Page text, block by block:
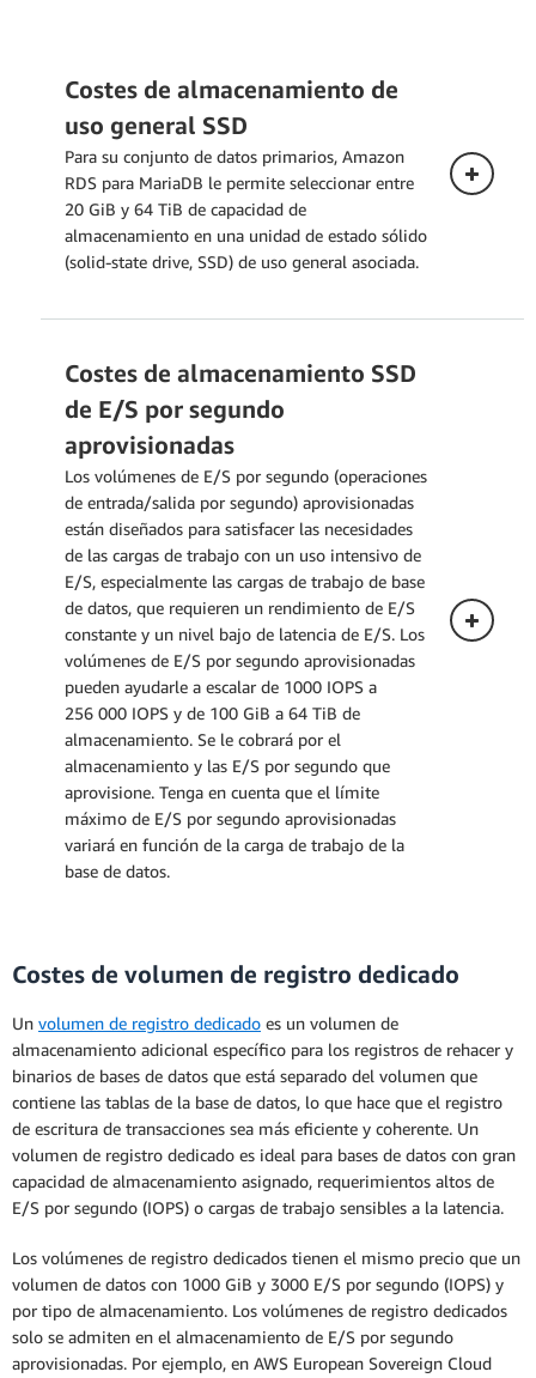
Costes de almacenamiento de
uso general SSD
Para su conjunto de datos primarios, Amazon
RDS para MariaDB le permite seleccionar entre
20 GiB y 64 TiB de capacidad de
almacenamiento en una unidad de estado sólido
(solid-state drive, SSD) de uso general asociada.
Despliegue Single-AZ
Los siguientes precios se aplican a una
instancia de base de datos implementada
en una única zona de disponibilidad.
Despliegue multi-AZ (una espera)
Costes de almacenamiento SSD
de E/S por segundo
aprovisionadas
Los volúmenes de E/S por segundo (operaciones
de entrada/salida por segundo) aprovisionadas
están diseñados para satisfacer las necesidades
de las cargas de trabajo con un uso intensivo de
E/S, especialmente las cargas de trabajo de base
de datos, que requieren un rendimiento de E/S
constante y un nivel bajo de latencia de E/S. Los
volúmenes de E/S por segundo aprovisionadas
pueden ayudarle a escalar de 1000 IOPS a
256 000 IOPS y de 100 GiB a 64 TiB de
almacenamiento. Se le cobrará por el
almacenamiento y las E/S por segundo que
aprovisione. Tenga en cuenta que el límite
máximo de E/S por segundo aprovisionadas
variará en función de la carga de trabajo de la
base de datos.
Despliegue Single-AZ
Los siguientes precios se aplican a una
instancia de base de datos implementada
en una única zona de disponibilidad.
Despliegue multi-AZ (una espera)
Costes de volumen de registro dedicado
Un volumen de registro dedicado es un volumen de
almacenamiento adicional específico para los registros de rehacer y
binarios de bases de datos que está separado del volumen que
contiene las tablas de la base de datos, lo que hace que el registro
de escritura de transacciones sea más eficiente y coherente. Un
volumen de registro dedicado es ideal para bases de datos con gran
capacidad de almacenamiento asignado, requerimientos altos de
E/S por segundo (IOPS) o cargas de trabajo sensibles a la latencia.
Los volúmenes de registro dedicados tienen el mismo precio que un
volumen de datos con 1000 GiB y 3000 E/S por segundo (IOPS) y
por tipo de almacenamiento. Los volúmenes de registro dedicados
solo se admiten en el almacenamiento de E/S por segundo
aprovisionadas. Por ejemplo, en AWS European Sovereign Cloud